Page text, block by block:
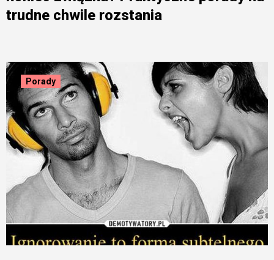
trudne chwile rozstania
Porady